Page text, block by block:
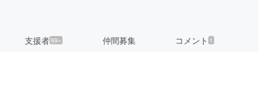
支援者99+ 仲間募集 コメント 1